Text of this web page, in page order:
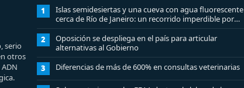
serio
otros
1
Islas semidesiertas y una cueva con agua fluorescente
cerca de Río de Janeiro: un recorrido imperdible por
Angra dos Reis
2
Oposición se despliega en el país para articular
alternativas al Gobierno
3 Diferencias de más de 600% en consultas veterinarias